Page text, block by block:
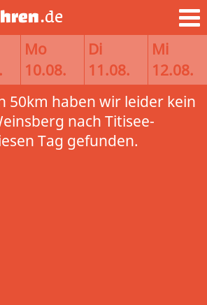
.de
Mo
10.08.
Di
11.08.
Mi
12.08.
50km haben wir leider kein
nach Titisee-
Tag gefunden.